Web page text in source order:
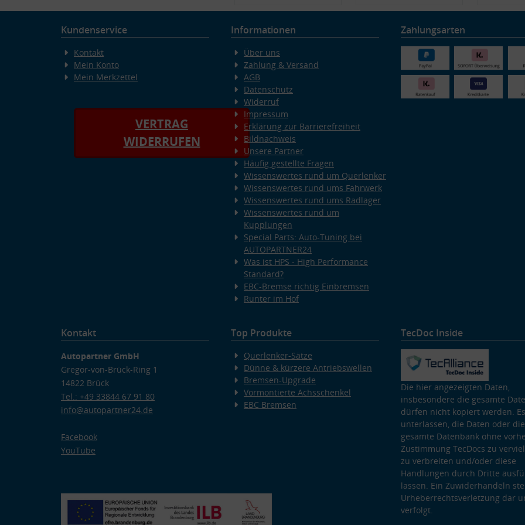
Kundenservice
Kontakt
Mein Konto
Mein Merkzettel
VERTRAG
WIDERRUFEN
Informationen
Über uns
Zahlung & Versand
AGB
Datenschutz
Widerruf
Impressum
Erklärung zur Barrierefreiheit
Bildnachweis
Unsere Partner
Häufig gestellte Fragen
Wissenswertes rund um Querlenker
Wissenswertes rund ums Fahrwerk
Wissenswertes rund ums Radlager
Wissenswertes rund um
Kupplungen
Special Parts: Auto-Tuning bei
AUTOPARTNER24
Was ist HPS - High Performance
Standard?
EBC-Bremse richtig Einbremsen
Runter im Hof
Zahlungsarten
Kontakt
Autopartner GmbH
Gregor-von-Brück-Ring 1
14822 Brück
Tel.: +49 33844 67 91 80
info@autopartner24.de
Facebook
YouTube
Top Produkte
Querlenker-Sätze
Dünne & kürzere Antriebswellen
Bremsen-Upgrade
Vormontierte Achsschenkel
EBC Bremsen
TecDoc Inside
Die hier angezeigten Daten,
insbesondere die gesamte
dürfen nicht kopiert werden.
unterlassen, die Daten oder die
gesamte Datenbank ohne
Zustimmung TecDocs zu
zu verbreiten und/oder diese
Handlungen durch Dritte
lassen. Ein Zuwiderhandeln
Urheberrechtsverletzung dar
verfolgt.